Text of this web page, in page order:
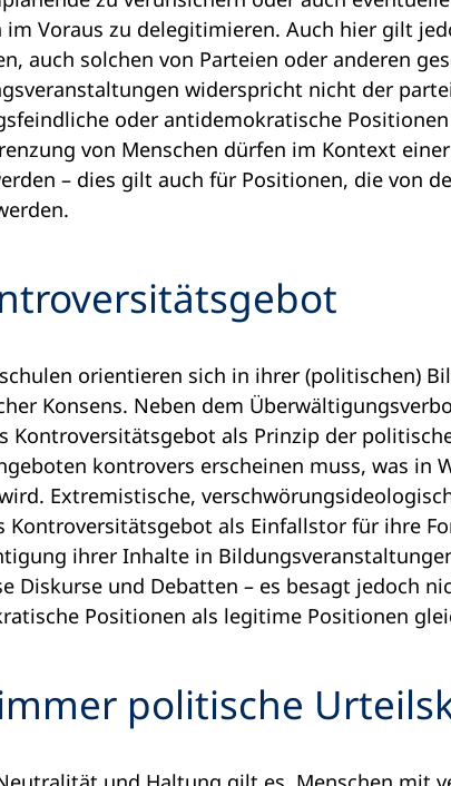
im Voraus zu delegitimieren. Auch hier gilt
auch solchen von Parteien oder anderen
widerspricht nicht der
oder antidemokratische
von Menschen dürfen im Kontext
– dies gilt auch für Positionen, die von
orientieren sich in ihrer (politischen)
Konsens. Neben dem
Kontroversitätsgebot als Prinzip der
kontrovers erscheinen muss, was in
Extremistische,
Kontroversitätsgebot als Einfallstor für ihre
ihrer Inhalte in
Diskurse und Debatten – es besagt jedoch
Positionen als legitime Positionen
politische